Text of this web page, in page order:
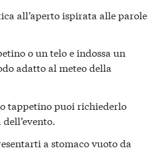
all’aperto ispirata alle parole
o un telo e indossa un
adatto al meteo della
tappetino puoi richiederlo
a stomaco vuoto da